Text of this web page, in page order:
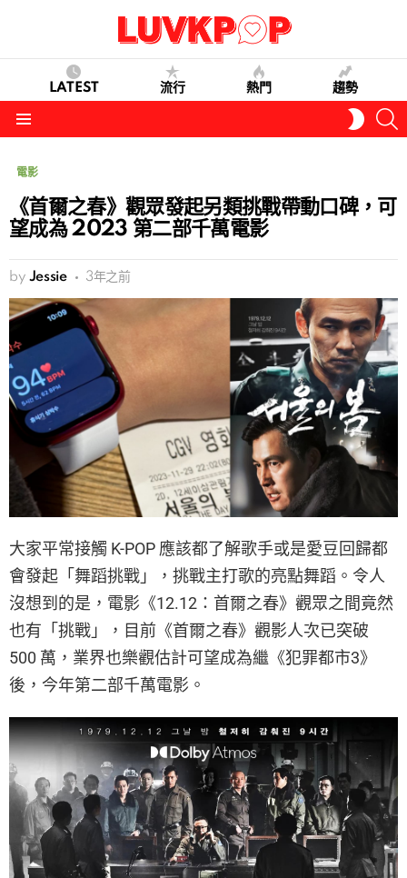
LATEST 流行 熱門 趨勢
SKIN
電影
《首爾之春》觀眾發起另類挑戰帶動口碑，可
望成為 2023 第二部千萬電影
by Jessie 3年之前
大家平常接觸 K-POP 應該都了解歌手或是愛豆回歸都
會發起「舞蹈挑戰」，挑戰主打歌的亮點舞蹈。令人
沒想到的是，電影《12.12：首爾之春》觀眾之間竟然
也有「挑戰」，目前《首爾之春》觀影人次已突破
500 萬，業界也樂觀估計可望成為繼《犯罪都市3》
後，今年第二部千萬電影。